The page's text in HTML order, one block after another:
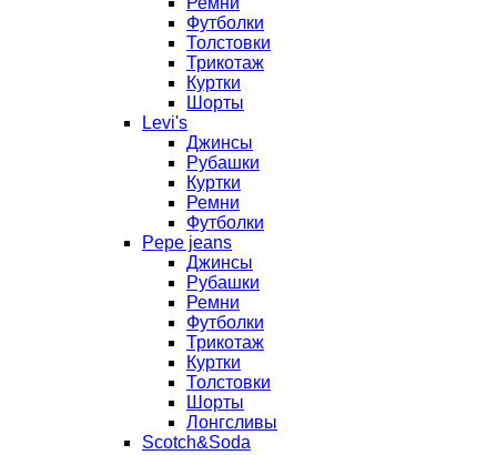
Футболки
Толстовки
Трикотаж
Куртки
Шорты
Levi's
Джинсы
Рубашки
Куртки
Ремни
Футболки
Pepe jeans
Джинсы
Рубашки
Ремни
Футболки
Трикотаж
Куртки
Толстовки
Шорты
Лонгсливы
Scotch&Soda